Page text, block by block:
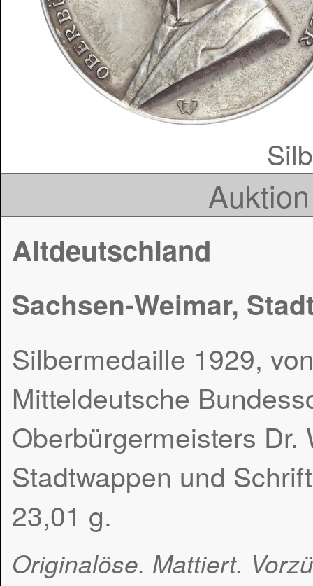
Altdeutschland
Sachsen-Weimar,
Silbermedaille 1929,
Mitteldeutsche
Oberbürgermeisters
Stadtwappen und
23,01 g.
Originalöse. Mattiert.